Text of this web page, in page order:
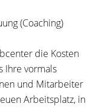
(Coaching)
die Kosten
Ihre vormals
und Mitarbeiter
Arbeitsplatz, in